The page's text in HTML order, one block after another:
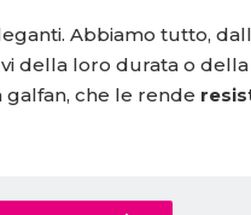
Abbiamo tutto,
della loro durata o
che le rende